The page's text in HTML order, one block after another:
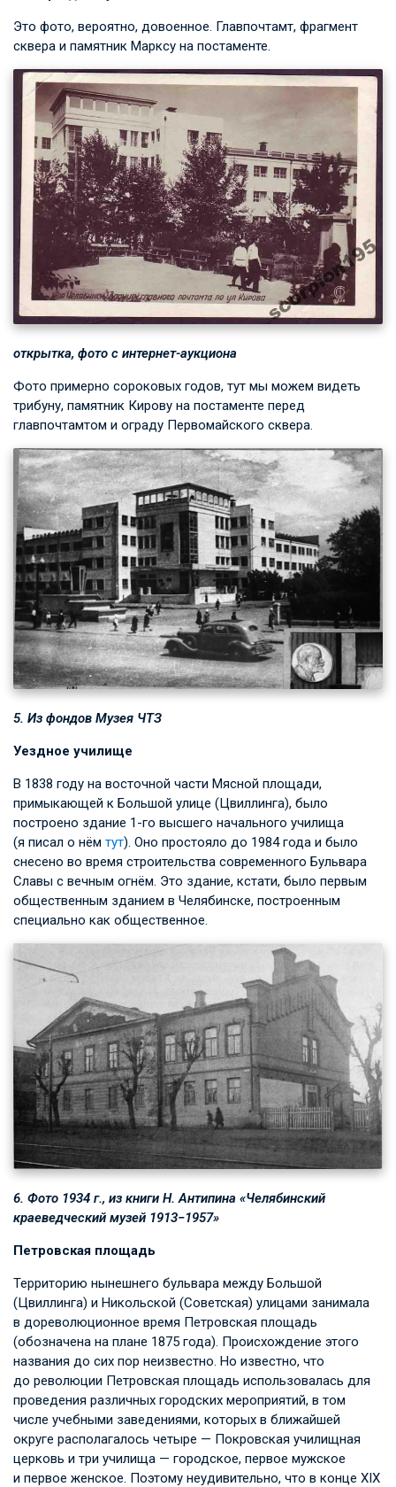
Это фото, вероятно, довоенное. Главпочтамт, фрагмент
сквера и памятник Марксу на постаменте.
открытка, фото с интернет-аукциона
Фото примерно сороковых годов, тут мы можем видеть
трибуну, памятник Кирову на постаменте перед
главпочтамтом и ограду Первомайского сквера.
5. Из фондов Музея ЧТЗ
Уездное училище
В 1838 году на восточной части Мясной площади,
примыкающей к Большой улице (Цвиллинга), было
построено здание 1-го высшего начального училища
(я писал о нём тут). Оно простояло до 1984 года и было
снесено во время строительства современного Бульвара
Славы с вечным огнём. Это здание, кстати, было первым
общественным зданием в Челябинске, построенным
специально как общественное.
6. Фото 1934 г., из книги Н. Антипина «Челябинский
краеведческий музей 1913−1957»
Петровская площадь
Территорию нынешнего бульвара между Большой
(Цвиллинга) и Никольской (Советская) улицами занимала
в дореволюционное время Петровская площадь
(обозначена на плане 1875 года). Происхождение этого
названия до сих пор неизвестно. Но известно, что
до революции Петровская площадь использовалась для
проведения различных городских мероприятий, в том
числе учебными заведениями, которых в ближайшей
округе располагалось четыре — Покровская училищная
церковь и три училища — городское, первое мужское
и первое женское. Поэтому неудивительно, что в конце XIX